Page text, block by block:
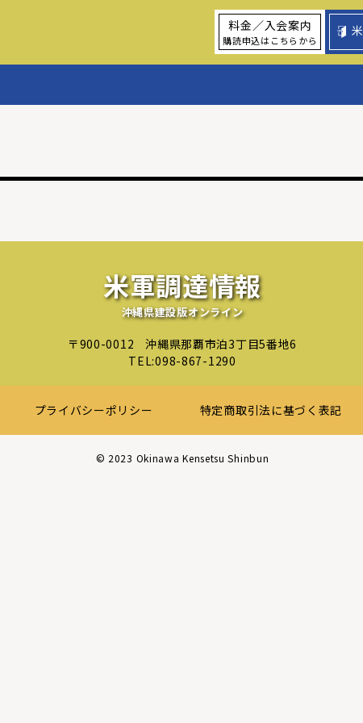
料金／入会案内
購読申込はこちらから
米軍調達情報
沖縄県建設版オンライン
〒900-0012
沖縄県那覇市泊3丁目5番地6
TEL:098-867-1290
プライバシーポリシー 特定商取引法に基づく表記
©︎ 2023 Okinawa Kensetsu Shinbun